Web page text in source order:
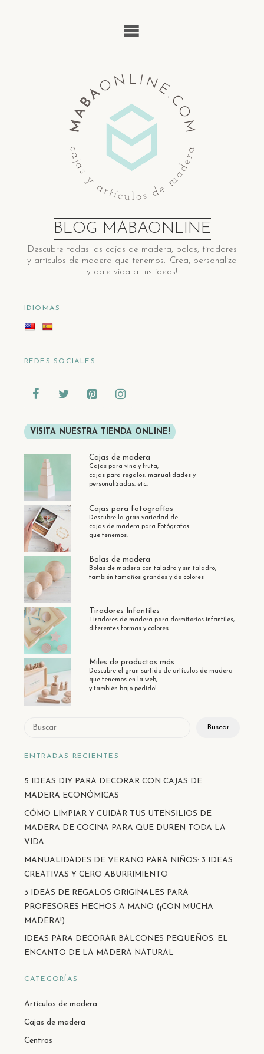
BLOG MABAONLINE
Descubre ​t​odas las cajas de madera​, bolas, tiradores
y artículos de madera ​q​ue tenemos. ¡Crea, personaliza
y dale vida a tus ideas!
IDIOMAS
REDES SOCIALES
VISITA NUESTRA TIENDA ONLINE!
Cajas de madera
Cajas para vino y fruta,
cajas para regalos, manualidades y
personalizadas, etc..
Cajas para fotografías
Descubre la gran variedad de
cajas de madera para Fotógrafos
que tenemos.
Bolas de madera
Bolas de madera con taladro y sin taladro,
también tamaños grandes y de colores
Tiradores Infantiles
Tiradores de madera para dormitorios infantiles,
diferentes formas y colores.
Miles de productos más
Descubre el gran surtido de artículos de madera
que tenemos en la web,
y también bajo pedido!
Buscar
Buscar
ENTRADAS RECIENTES
5 IDEAS DIY PARA DECORAR CON CAJAS DE
MADERA ECONÓMICAS
CÓMO LIMPIAR Y CUIDAR TUS UTENSILIOS DE
MADERA DE COCINA PARA QUE DUREN TODA LA
VIDA
MANUALIDADES DE VERANO PARA NIÑOS: 3 IDEAS
CREATIVAS Y CERO ABURRIMIENTO
3 IDEAS DE REGALOS ORIGINALES PARA
PROFESORES HECHOS A MANO (¡CON MUCHA
MADERA!)
IDEAS PARA DECORAR BALCONES PEQUEÑOS: EL
ENCANTO DE LA MADERA NATURAL
CATEGORÍAS
Artículos de madera
Cajas de madera
Centros